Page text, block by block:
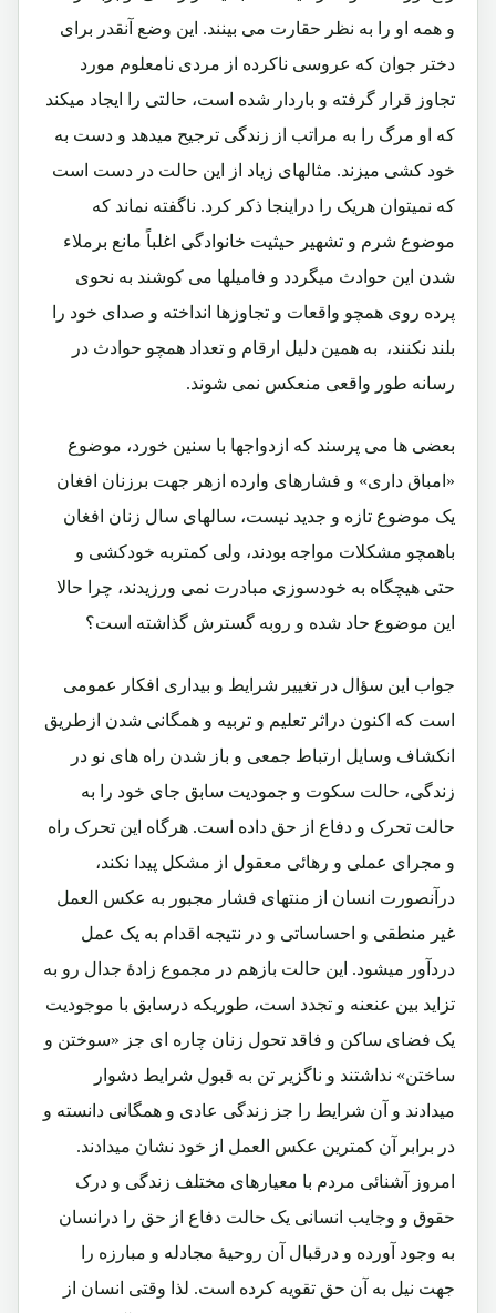
و همه او را به نظر حقارت می بینند. این وضع آنقدر برای
دختر جوان که عروسی ناکرده از مردی نامعلوم مورد
تجاوز قرار گرفته و باردار شده است، حالتی را ایجاد میکند
که او مرگ را به مراتب از زندگی ترجیح میدهد و دست به
خود کشی میزند. مثالهای زیاد از این حالت در دست است
که نمیتوان هریک را دراینجا ذکر کرد. ناگفته نماند که
موضوع شرم و تشهیر حیثیت خانوادگی اغلباً مانع برملاء
شدن این حوادث میگردد و فامیلها می کوشند به نحوی
پرده روی همچو واقعات و تجاوزها انداخته و صدای خود را
بلند نکنند، به همین دلیل ارقام و تعداد همچو حوادث در
رسانه طور واقعی منعکس نمی شوند.
بعضی ها می پرسند که ازدواجها با سنین خورد، موضوع
«امباق داری» و فشارهای وارده ازهر جهت برزنان افغان
یک موضوع تازه و جدید نیست، سالهای سال زنان افغان
باهمچو مشکلات مواجه بودند، ولی کمتربه خودکشی و
حتی هیچگاه به خودسوزی مبادرت نمی ورزیدند، چرا حالا
این موضوع حاد شده و روبه گسترش گذاشته است؟
جواب این سؤال در تغییر شرایط و بیداری افکار عمومی
است که اکنون دراثر تعلیم و تربیه و همگانی شدن ازطریق
انکشاف وسایل ارتباط جمعی و باز شدن راه های نو در
زندگی، حالت سکوت و جمودیت سابق جای خود را به
حالت تحرک و دفاع از حق داده است. هرگاه این تحرک راه
و مجرای عملی و رهائی معقول از مشکل پیدا نکند،
درآنصورت انسان از منتهای فشار مجبور به عکس العمل
غیر منطقی و احساساتی و در نتیجه اقدام به یک عمل
دردآور میشود. این حالت بازهم در مجموع زادۀ جدال رو به
تزاید بین عنعنه و تجدد است، طوریکه درسابق با موجودیت
یک فضای ساکن و فاقد تحول زنان چاره ای جز «سوختن و
ساختن» نداشتند و ناگزیر تن به قبول شرایط دشوار
میدادند و آن شرایط را جز زندگی عادی و همگانی دانسته و
در برابر آن کمترین عکس العمل از خود نشان میدادند.
امروز آشنائی مردم با معیارهای مختلف زندگی و درک
حقوق و وجایب انسانی یک حالت دفاع از حق را درانسان
به وجود آورده و درقبال آن روحیۀ مجادله و مبارزه را
جهت نیل به آن حق تقویه کرده است. لذا وقتی انسان از